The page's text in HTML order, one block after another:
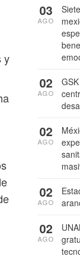
y
03
AGO
02
AGO
02
AGO
02
AGO
02
AGO